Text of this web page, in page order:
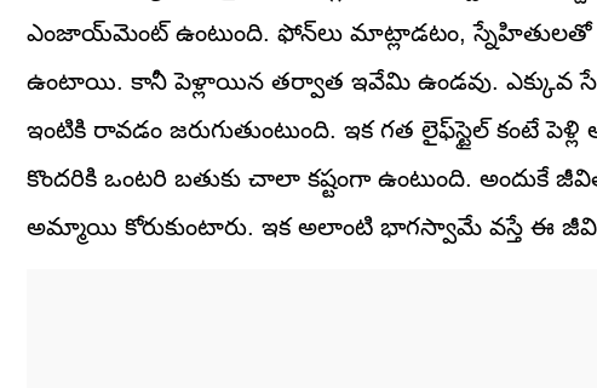
ఎంజాయ్‌మెంట్‌ ఉంటుంది. ఫోన్‌లు మాట్లాడటం, స్నేహితులతో
ఉంటాయి. కానీ పెళ్లాయిన తర్వాత ఇవేమి ఉండవు. ఎక్కువ
ఇంటికి రావడం జరుగుతుంటుంది. ఇక గత లైఫ్‌స్టైల్‌ కంటే
కొందరికి ఒంటరి బతుకు చాలా కష్టంగా ఉంటుంది.
అమ్మాయి కోరుకుంటారు. ఇక అలాంటి భాగస్వామే వస్తే ఈ